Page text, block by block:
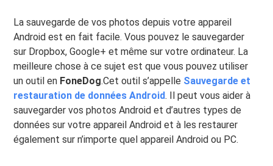
La sauvegarde de vos photos depuis votre appareil
Android est en fait facile. Vous pouvez le sauvegarder
sur Dropbox, Google+ et même sur votre ordinateur. La
meilleure chose à ce sujet est que vous pouvez utiliser
un outil en FoneDog.Cet outil s’appelle Sauvegarde et
restauration de données Android. Il peut vous aider à
sauvegarder vos photos Android et d’autres types de
données sur votre appareil Android et à les restaurer
également sur n’importe quel appareil Android ou PC.